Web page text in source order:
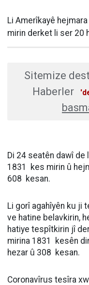
Li Amerîkayê
mirin derket li ser 20
Sitemize
Haberler
Di 24 seatên dawî de
1831 kes mirin û
608 kesan.
Li gorî agahîyên ku ji
ve hatine belavkirin,
hatiye tespîtkirin jî
mirina 1831 kesên
hezar û 308 kesan.
Coronavîrus tesîra